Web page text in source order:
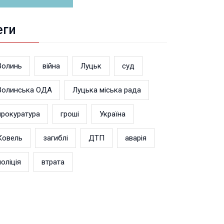
війна Луцьк суд
ОДА Луцька міська рада
гроші Україна
загиблі ДТП аварія
втрата